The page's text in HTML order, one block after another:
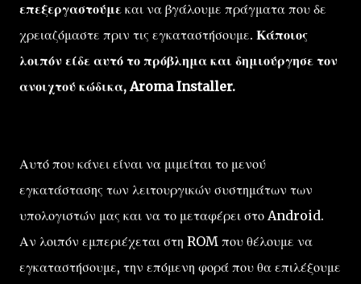
επεξεργαστούμε και να βγάλουμε πράγματα που δε
χρειαζόμαστε πριν τις εγκαταστήσουμε. Κάποιος
λοιπόν είδε αυτό το πρόβλημα και δημιούργησε τον
ανοιχτού κώδικα, Aroma Installer.
Αυτό που κάνει είναι να μιμείται το μενού
εγκατάστασης των λειτουργικών συστημάτων των
υπολογιστών μας και να το μεταφέρει στο Android.
Αν λοιπόν εμπεριέχεται στη ROM που θέλουμε να
εγκαταστήσουμε, την επόμενη φορά που θα επιλέξουμε